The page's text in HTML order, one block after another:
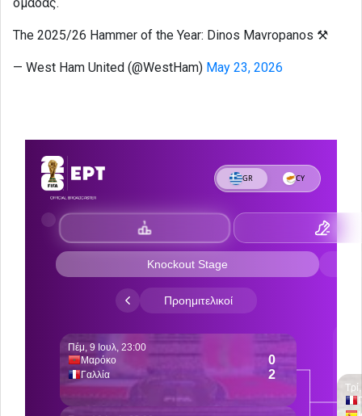
ομάδας.
The 2025/26 Hammer of the Year: Dinos Mavropanos ⚒️
— West Ham United (@WestHam) May 23, 2026